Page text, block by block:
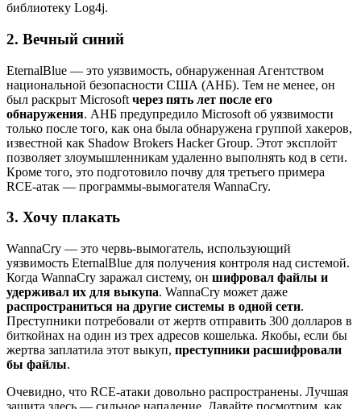
библиотеку Log4j.
2. Вечный синий
EternalBlue — это уязвимость, обнаруженная Агентством
национальной безопасности США (АНБ). Тем не менее, он
был раскрыт Microsoft через пять лет после его
обнаружения. АНБ предупредило Microsoft об уязвимости
только после того, как она была обнаружена группой хакеров,
известной как Shadow Brokers Hacker Group. Этот эксплойт
позволяет злоумышленникам удаленно выполнять код в сети.
Кроме того, это подготовило почву для третьего примера
RCE-атак — программы-вымогателя WannaCry.
3. Хочу плакать
WannaCry — это червь-вымогатель, использующий
уязвимость EternalBlue для получения контроля над системой.
Когда WannaCry заражал систему, он шифровал файлы и
удерживал их для выкупа. WannaCry может даже
распространиться на другие системы в одной сети.
Преступники потребовали от жертв отправить 300 долларов в
биткойнах на один из трех адресов кошелька. Якобы, если бы
жертва заплатила этот выкуп, преступники расшифровали
бы файлы.
Очевидно, что RCE-атаки довольно распространены. Лучшая
защита здесь — сильное нападение. Давайте посмотрим, как